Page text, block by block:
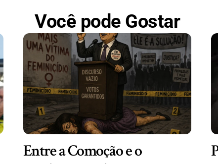
Você pode Gostar
Entre a Comoção e o